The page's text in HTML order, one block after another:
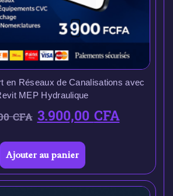
en Réseaux de Canalisations avec
MEP Hydraulique
CFA 3.900,00CFA
Ajouter au panier